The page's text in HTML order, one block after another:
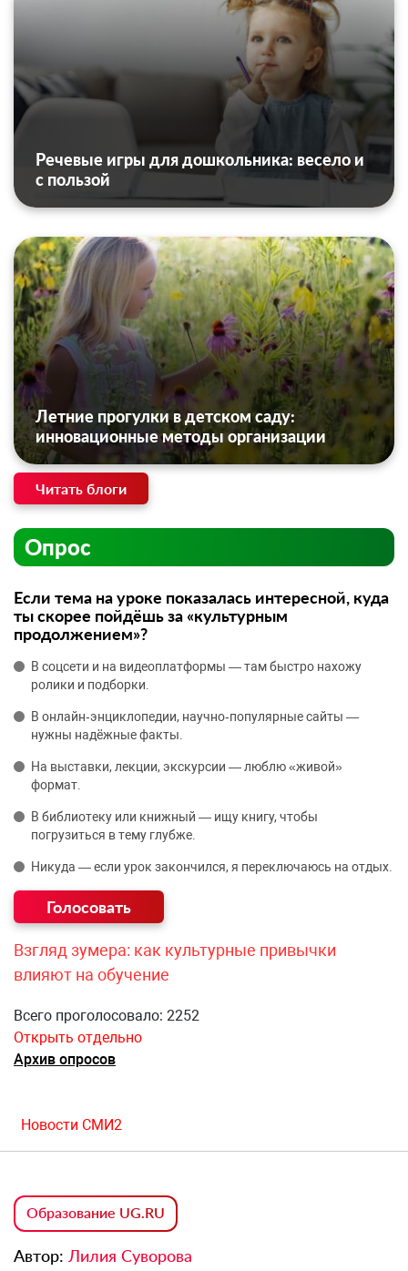
Речевые игры для дошкольника: весело и
с пользой
Летние прогулки в детском саду:
инновационные методы организации
Читать блоги
Опрос
Если тема на уроке показалась интересной, куда
ты скорее пойдёшь за «культурным
продолжением»?
В соцсети и на видеоплатформы — там быстро нахожу
ролики и подборки.
В онлайн‑энциклопедии, научно‑популярные сайты —
нужны надёжные факты.
На выставки, лекции, экскурсии — люблю «живой»
формат.
В библиотеку или книжный — ищу книгу, чтобы
погрузиться в тему глубже.
Никуда — если урок закончился, я переключаюсь на отдых.
Взгляд зумера: как культурные привычки
влияют на обучение
Всего проголосовало: 2252
Открыть отдельно
Архив опросов
Новости СМИ2
Образование UG.RU
Автор: Лилия Суворова